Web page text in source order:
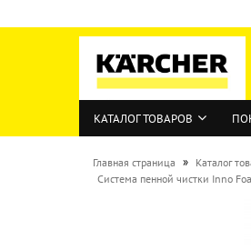
КАТАЛОГ ТОВАРОВ
Главная страница » Каталог
Система пенной чистки Inno